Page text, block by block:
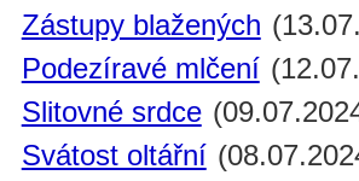
Zástupy blažených
Podezíravé mlčení
Slitovné srdce
Svátost oltářní